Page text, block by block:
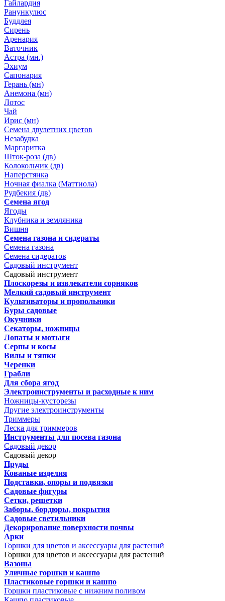
Гайлардия
Ранункулюс
Буддлея
Сирень
Аренария
Ваточник
Астра (мн.)
Эхиум
Сапонария
Герань (мн)
Анемона (мн)
Лотос
Чай
Ирис (мн)
Семена двулетних цветов
Незабудка
Маргаритка
Шток-роза (дв)
Колокольчик (дв)
Наперстянка
Ночная фиалка (Маттиола)
Рудбекия (дв)
Семена ягод
Ягоды
Клубника и земляника
Вишня
Семена газона и сидераты
Семена газона
Семена сидератов
Садовый инструмент
Садовый инструмент
Плоскорезы и извлекатели сорняков
Мелкий садовый инструмент
Культиваторы и пропольники
Буры садовые
Окучники
Секаторы, ножницы
Лопаты и мотыги
Серпы и косы
Вилы и тяпки
Черенки
Грабли
Для сбора ягод
Электроинструменты и расходные к ним
Ножницы-кусторезы
Другие электроинструменты
Триммеры
Леска для триммеров
Инструменты для посева газона
Садовый декор
Садовый декор
Пруды
Кованые изделия
Подставки, опоры и подвязки
Садовые фигуры
Сетки, решетки
Заборы, бордюры, покрытия
Садовые светильники
Декорирование поверхности почвы
Арки
Горшки для цветов и аксессуары для растений
Горшки для цветов и аксессуары для растений
Вазоны
Уличные горшки и кашпо
Пластиковые горшки и кашпо
Горшки пластиковые с нижним поливом